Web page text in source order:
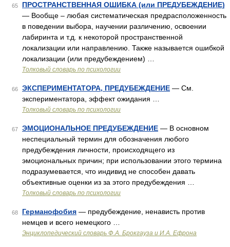
65
ПРОСТРАНСТВЕННАЯ ОШИБКА (или ПРЕДУБЕЖДЕНИЕ)
— Вообще – любая систематическая предрасположенность
в поведении выбора, научении различению, освоении
лабиринта и т.д. к некоторой пространственной
локализации или направлению. Также называется ошибкой
локализации (или предубеждением) …
Толковый словарь по психологии
66 ЭКСПЕРИМЕНТАТОРА, ПРЕДУБЕЖДЕНИЕ — См.
экспериментатора, эффект ожидания …
Толковый словарь по психологии
67 ЭМОЦИОНАЛЬНОЕ ПРЕДУБЕЖДЕНИЕ — В основном
неспециальный термин для обозначения любого
предубеждения личности, происходящего из
эмоциональных причин; при использовании этого термина
подразумевается, что индивид не способен давать
объективные оценки из за этого предубеждения …
Толковый словарь по психологии
68 Германофобия — предубеждение, ненависть против
немцев и всего немецкого …
Энциклопедический словарь Ф.А. Брокгауза и И.А. Ефрона